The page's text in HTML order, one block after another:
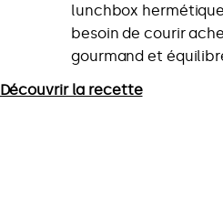
lunchbox
besoin de courir
gourmand et
Découvrir la recette